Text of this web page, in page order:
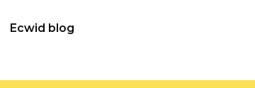
Ecwid blog